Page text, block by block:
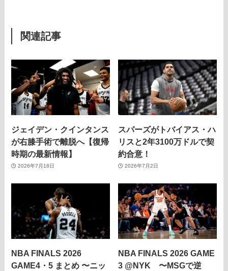
関連記事
ジェイデン・クインタンス
が右膝手術で離脱へ【復帰
時期の最新情報】
2026年7月18日
スパーズがトバイアス・ハ
リスと2年3100万ドルで契
約合意！
2026年7月2日
NBA FINALS 2026
GAME4・5 まとめ 〜ニッ
NBA FINALS 2026 GAME
3 @NYK 〜MSGで逆